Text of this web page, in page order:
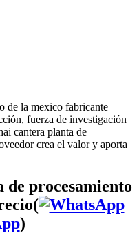
de la mexico fabricante
fuerza de investigación
cantera planta de
crea el valor y aporta
procesamiento
)